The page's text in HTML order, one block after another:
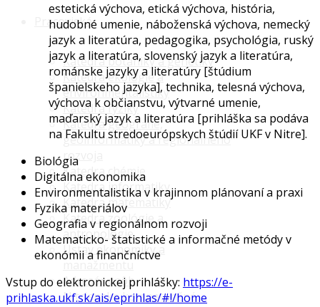
Pracoviská
Katedra botaniky a genetiky
Katedra ekológie a
environmentalistiky
Katedra fyziky
Katedra geografie,
geoinformatiky a regionálneho
rozvoja
Katedra chémie
Katedra informatiky
Katedra matematiky
Katedra zoológie a
antropológie
Ústav ekonomiky a
manažmentu
Adresár osôb
Nitrianske kompetenčné
estetická výchova, etická výchova, história,
hudobné umenie, náboženská výchova, nemecký
jazyk a literatúra, pedagogika, psychológia, ruský
jazyk a literatúra, slovenský jazyk a literatúra,
románske jazyky a literatúry [štúdium
španielskeho jazyka], technika, telesná výchova,
výchova k občianstvu, výtvarné umenie,
maďarský jazyk a literatúra [prihláška sa podáva
na Fakultu stredoeurópskych štúdií UKF v Nitre].
Biológia
Digitálna ekonomika
Environmentalistika v krajinnom plánovaní a praxi
Fyzika materiálov
Geografia v regionálnom rozvoji
Matematicko- štatistické a informačné metódy v
ekonómii a finančníctve
Vstup do elektronickej prihlášky: https://e-
prihlaska.ukf.sk/ais/eprihlas/#!/home